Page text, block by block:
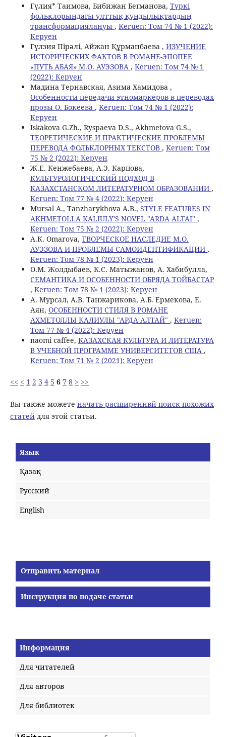
Гүлия* Таимова, Бибижан Бегманова, Түркі
фольклорындағы ұлттық құндылықтардың
трансформациялануы , Keruen: Том 74 № 1 (2022):
Керуен
Гүлзия Пірәлі, Айжан Құрманбаева , ИЗУЧЕНИЕ
ИСТОРИЧЕСКИХ ФАКТОВ В РОМАНЕ-ЭПОПЕЕ
«ПУТЬ АБАЯ» М.О. АУЭЗОВА , Keruen: Том 74 № 1
(2022): Керуен
Мадина Тернавская, Aзима Хамидова ,
Особенности передачи этномаркеров в переводах
прозы О. Бокеева , Keruen: Том 74 № 1 (2022):
Керуен
Iskakova G.Zh., Ryspaeva D.S., Akhmetova G.S.,
ТЕОРЕТИЧЕСКИЕ И ПРАКТИЧЕСКИЕ ПРОБЛЕМЫ
ПЕРЕВОДА ФОЛЬКЛОРНЫХ ТЕКСТОВ , Keruen: Том
75 № 2 (2022): Керуен
Ж.Е. Кенжебаева, А.Э. Карпова,
КУЛЬТУРОЛОГИЧЕСКИЙ ПОДХОД В
КАЗАХСТАНСКОМ ЛИТЕРАТУРНОМ ОБРАЗОВАНИИ ,
Keruen: Том 77 № 4 (2022): Керуен
Mursal A., Tanzharykhova A.B., STYLE FEATURES IN
AKHMETOLLA KALIULY'S NOVEL "ARDA ALTAI" ,
Keruen: Том 75 № 2 (2022): Керуен
A.К. Omarova, ТВОРЧЕСКОЕ НАСЛЕДИЕ М.О.
АУЭЗОВА И ПРОБЛЕМЫ САМОИДЕНТИФИКАЦИИ ,
Keruen: Том 78 № 1 (2023): Керуен
О.М. Жолдыбаев, К.С. Матыжанов, А. Хабибулла,
СЕМАНТИКА И ОСОБЕННОСТИ ОБРЯДА ТОЙБАСТАР
, Keruen: Том 78 № 1 (2023): Керуен
А. Мурсал, А.В. Танжарикова, А.Б. Ермекова, Е.
Аян, ОСОБЕННОСТИ СТИЛЯ В РОМАНЕ
АХМЕТОЛЛЫ КАЛИУЛЫ "АРДА АЛТАЙ" , Keruen:
Том 77 № 4 (2022): Керуен
naomi caffee, КАЗАХСКАЯ КУЛЬТУРА И ЛИТЕРАТУРА
В УЧЕБНОЙ ПРОГРАММЕ УНИВЕРСИТЕТОВ США ,
Keruen: Том 71 № 2 (2021): Керуен
<< < 1 2 3 4 5 6 7 8 > >>
Вы также можете начать расширеннвй поиск похожих
статейдля этой статьи.
Язык
Қазақ
Русский
English
Отправить материал
Инструкция по подаче статьи
Информация
Для читателей
Для авторов
Для библиотек